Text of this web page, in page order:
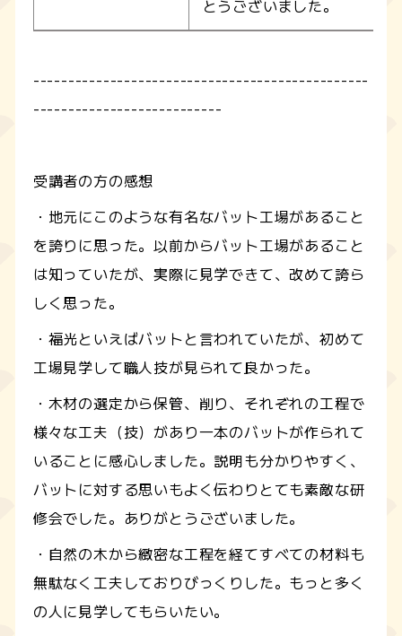
とうございました。
------------------------------------------------
---------------------------
受講者の方の感想
・地元にこのような有名なバット工場があること
を誇りに思った。以前からバット工場があること
は知っていたが、実際に見学できて、改めて誇ら
しく思った。
・福光といえばバットと言われていたが、初めて
工場見学して職人技が見られて良かった。
・木材の選定から保管、削り、それぞれの工程で
様々な工夫（技）があり一本のバットが作られて
いることに感心しました。説明も分かりやすく、
バットに対する思いもよく伝わりとても素敵な研
修会でした。ありがとうございました。
・自然の木から緻密な工程を経てすべての材料も
無駄なく工夫しておりびっくりした。もっと多く
の人に見学してもらいたい。